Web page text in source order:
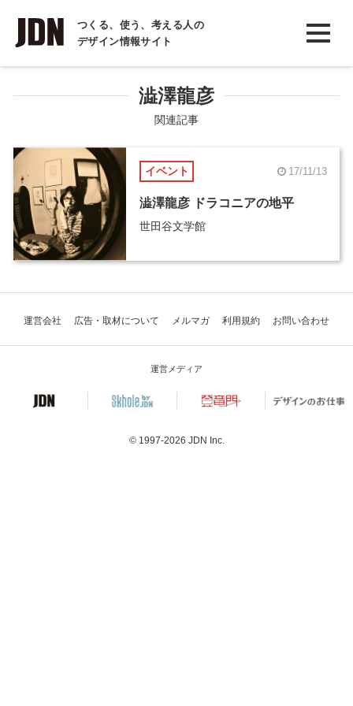
つくる、使う、考える人の
デザイン情報サイト
INTERVIEW
インタビュー
COLUMN
コラム
澁澤龍彦
関連記事
イベント 17/11/13
澁澤龍彦 ドラコニアの地平
世田谷文学館
運営会社 広告・取材について メルマガ 利用規約 お問い合わせ
運営メディア
© 1997-2026 JDN Inc.